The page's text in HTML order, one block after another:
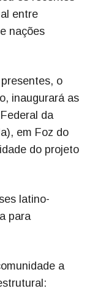
entre
nações
o
inaugurará as
da
em Foz do
do projeto
latino-
para
a